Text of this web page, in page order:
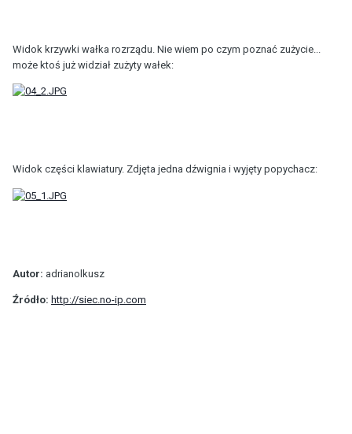
Widok krzywki wałka rozrządu. Nie wiem po czym poznać zużycie...
może ktoś już widział zużyty wałek:
Widok części klawiatury. Zdjęta jedna dźwignia i wyjęty popychacz:
Autor: adrianolkusz
Źródło: http://siec.no-ip.com